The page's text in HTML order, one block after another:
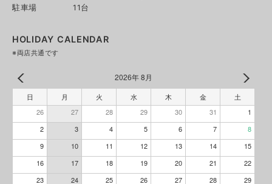
駐車場
11台
HOLIDAY CALENDAR
※両店共通です
2026年 8月
日 月 火 水 木 金
土
26
27 28 29 30 31
1
2
3 4 5 6 7
8
9
10 11 12 13 14
15
16
17 18 19 20 21
22
23
24 25 26 27 28 29